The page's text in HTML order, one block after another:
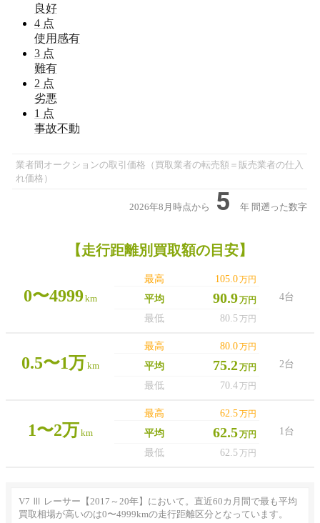
良好
4 点
使用感有
3 点
難有
2 点
劣悪
1 点
事故不動
業者間オークションの取引価格（買取業者の転売額＝販売業者の仕入
れ価格）
2026年8月時点から 5 年 間遡った数字
【走行距離別買取額の目安】
0〜4999km
最高 105.0万円
4台
平均 90.9万円
最低 80.5万円
0.5〜1万km
最高 80.0万円
2台
平均 75.2万円
最低 70.4万円
1〜2万km
最高 62.5万円
1台
平均 62.5万円
最低 62.5万円
V7 Ⅲ レーサー【2017～20年】において。直近60カ月間で最も平均
買取相場が高いのは0〜4999kmの走行距離区分となっています。